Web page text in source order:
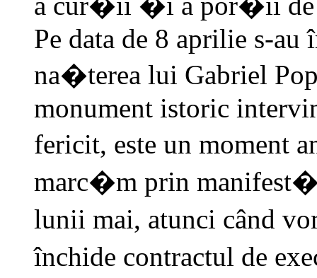
Pe data de 8 aprilie s-
na�terea lui Gabriel
monument istoric
fericit, este un moment
marc�m prin
lunii mai, atunci când
închide contractul de